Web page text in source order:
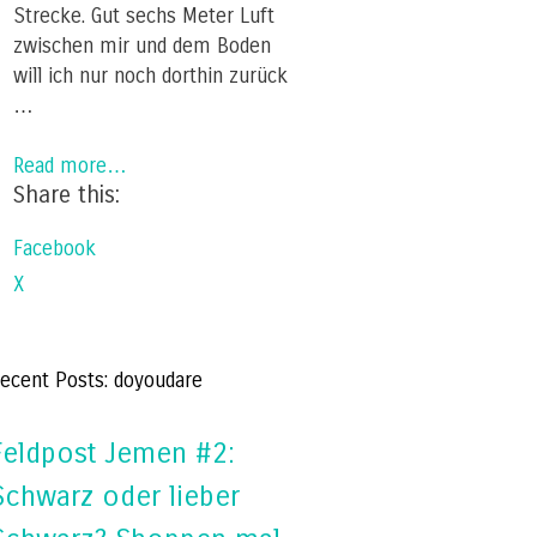
Strecke. Gut sechs Meter Luft
zwischen mir und dem Boden
will ich nur noch dorthin zurück
…
Read more…
Share this:
Facebook
X
Posts: doyoudare
Jemen #2:
oder lieber